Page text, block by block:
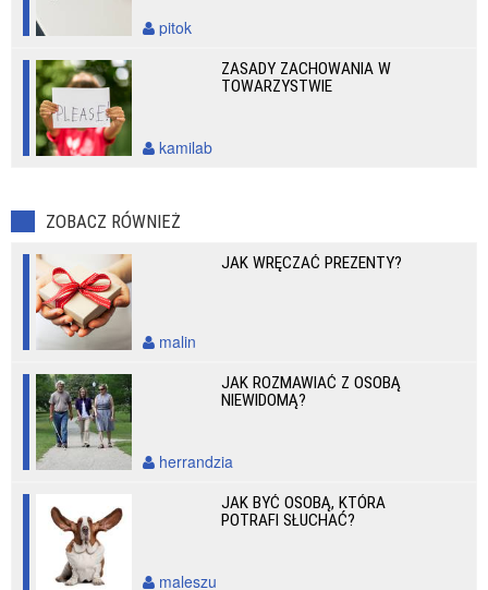
pitok
ZASADY ZACHOWANIA W
TOWARZYSTWIE
kamilab
ZOBACZ RÓWNIEŻ
JAK WRĘCZAĆ PREZENTY?
malin
JAK ROZMAWIAĆ Z OSOBĄ
NIEWIDOMĄ?
herrandzia
JAK BYĆ OSOBĄ, KTÓRA
POTRAFI SŁUCHAĆ?
maleszu